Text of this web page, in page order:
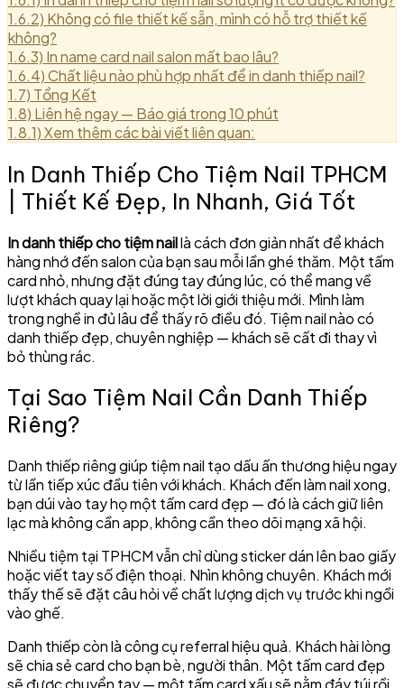
1.6.2) Không có file thiết kế sẵn, mình có hỗ trợ thiết kế
không?
1.6.3) In name card nail salon mất bao lâu?
1.6.4)Chất liệu nào phù hợp nhất để in danh thiếp nail?
1.7) Tổng Kết
1.8) Liên hệ ngay — Báo giá trong 10 phút
1.8.1)Xem thêm các bài viết liên quan:
In Danh Thiếp Cho Tiệm Nail TPHCM
| Thiết Kế Đẹp, In Nhanh, Giá Tốt
In danh thiếp cho tiệm naillà cách đơn giản nhất để khách
hàng nhớ đến salon của bạn sau mỗi lần ghé thăm. Một tấm
card nhỏ, nhưng đặt đúng tay đúng lúc, có thể mang về
lượt khách quay lại hoặc một lời giới thiệu mới. Mình làm
trong nghề in đủ lâu để thấy rõ điều đó. Tiệm nail nào có
danh thiếp đẹp, chuyên nghiệp — khách sẽ cất đi thay vì
bỏ thùng rác.
Tại Sao Tiệm Nail Cần Danh Thiếp
Riêng?
Danh thiếp riêng giúp tiệm nail tạo dấu ấn thương hiệu ngay
từ lần tiếp xúc đầu tiên với khách. Khách đến làm nail xong,
bạn dúi vào tay họ một tấm card đẹp — đó là cách giữ liên
lạc mà không cần app, không cần theo dõi mạng xã hội.
Nhiều tiệm tại TPHCM vẫn chỉ dùng sticker dán lên bao giấy
hoặc viết tay số điện thoại. Nhìn không chuyên. Khách mới
thấy thế sẽ đặt câu hỏi về chất lượng dịch vụ trước khi ngồi
vào ghế.
Danh thiếp còn là công cụ referral hiệu quả. Khách hài lòng
sẽ chia sẻ card cho bạn bè, người thân. Một tấm card đẹp
sẽ được chuyển tay — một tấm card xấu sẽ nằm đáy túi rồi